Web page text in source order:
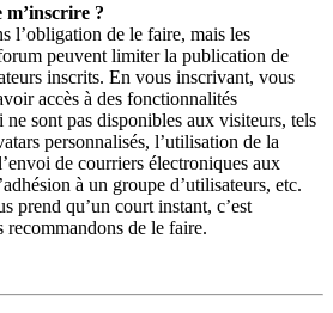
?
l’obligation de le faire, mais les
peuvent limiter la publication de
inscrits. En vous inscrivant, vous
accès à des fonctionnalités
ne sont pas disponibles aux visiteurs, tels
personnalisés, l’utilisation de la
de courriers électroniques aux
à un groupe d’utilisateurs, etc.
prend qu’un court instant, c’est
de le faire.